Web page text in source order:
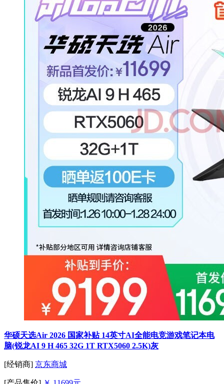
华硕天选Air 2026 国家补贴 14英寸AI全能电竞游戏笔记本电
脑(锐龙AI 9 H 465 32G 1T RTX5060 2.5K)灰
[经销商] 京东商城